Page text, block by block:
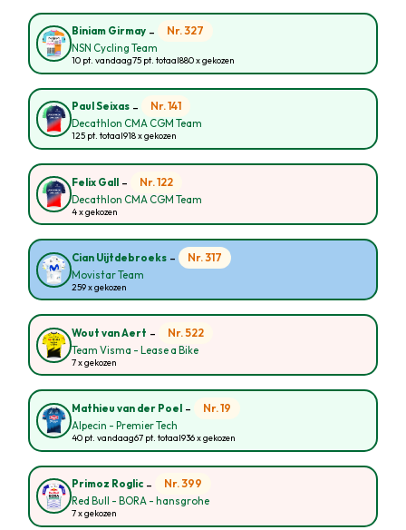
Biniam Girmay - Nr. 327
NSN Cycling Team
10 pt. vandaag75 pt. totaal880 x gekozen
Paul Seixas - Nr. 141
Decathlon CMA CGM Team
125 pt. totaal918 x gekozen
Felix Gall - Nr. 122
Decathlon CMA CGM Team
4 x gekozen
Cian Uijtdebroeks - Nr. 317
Movistar Team
259 x gekozen
Wout van Aert - Nr. 522
Team Visma - Lease a Bike
7 x gekozen
Mathieu van der Poel - Nr. 19
Alpecin - Premier Tech
40 pt. vandaag67 pt. totaal936 x gekozen
Primoz Roglic - Nr. 399
Red Bull - BORA - hansgrohe
7 x gekozen